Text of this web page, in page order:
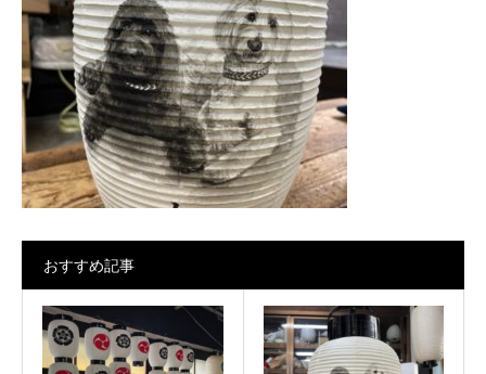
おすすめ記事